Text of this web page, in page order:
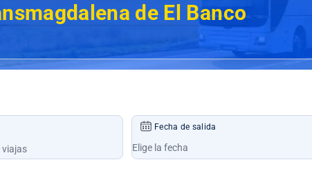
de El Banco
Fecha de salida